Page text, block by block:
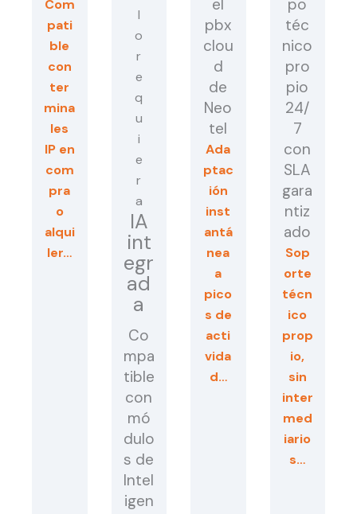
Com
pati
ble
con
ter
mina
les
IP en
com
pra
o
alqui
ler…
IA
int
egr
ad
a
Co
mpa
tible
con
mó
dulo
s de
Intel
igen
el
pbx
clou
d
de
Neo
tel
Ada
ptac
ión
inst
antá
nea
a
pico
s de
acti
vida
d…
po
téc
nico
pro
pio
24/
7
con
SLA
gara
ntiz
ado
Sop
orte
técn
ico
prop
io,
sin
inter
med
iario
s…